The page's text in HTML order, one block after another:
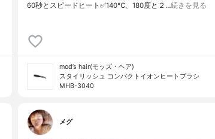
60秒とスピードヒート✅140℃、180度と２…続きを見る
mod’s hair(モッズ・ヘア)
スタイリッシュ コンパクトイオンヒートブラシ
MHB-3040
メグ